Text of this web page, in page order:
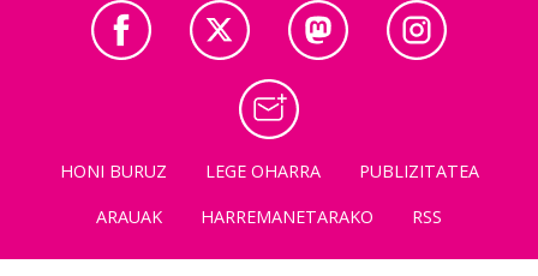
HONI BURUZ LEGE OHARRA
PUBLIZITATEA
ARAUAK
HARREMANETARAKO RSS